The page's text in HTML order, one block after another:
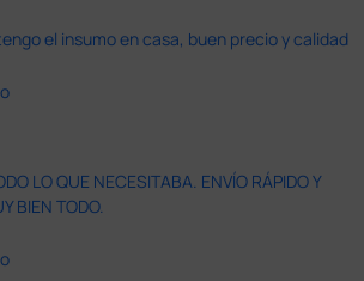
el insumo en casa, buen precio y calidad
LO QUE NECESITABA. ENVÍO RÁPIDO Y
BIEN TODO.